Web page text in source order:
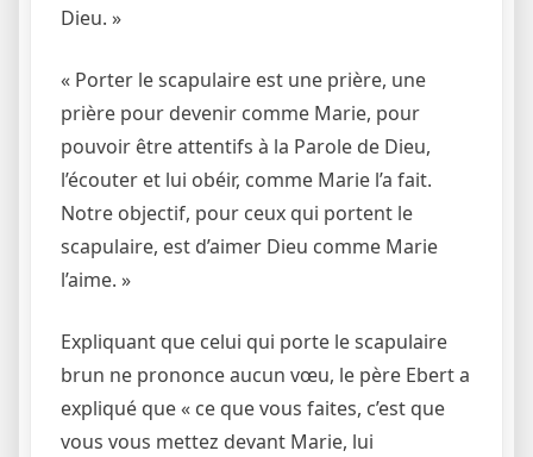
Dieu. »
« Porter le scapulaire est une prière, une
prière pour devenir comme Marie, pour
pouvoir être attentifs à la Parole de Dieu,
l’écouter et lui obéir, comme Marie l’a fait.
Notre objectif, pour ceux qui portent le
scapulaire, est d’aimer Dieu comme Marie
l’aime. »
Expliquant que celui qui porte le scapulaire
brun ne prononce aucun vœu, le père Ebert a
expliqué que « ce que vous faites, c’est que
vous vous mettez devant Marie, lui